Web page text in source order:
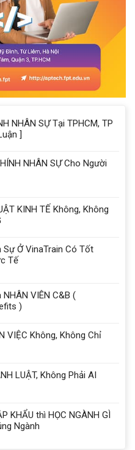
NHÂN SỰ Tại TPHCM, TP
]
NHÂN SỰ Cho Người
KINH TẾ Không, Không
Sự Ở VinaTrain Có Tốt
Tế
VIÊN C&B (
)
VIỆC Không, Không Chỉ
LUẬT, Không Phải AI
KHẨU thì HỌC NGÀNH GÌ
Ngành